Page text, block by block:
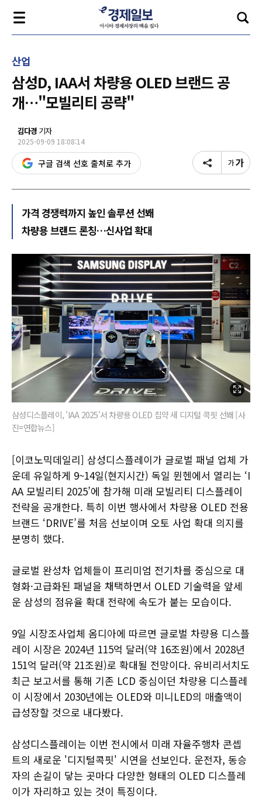
산업
삼성D, IAA서 차량용 OLED 브랜드 공
개…"모빌리티 공략"
김다경 기자
2025-09-09 18:08:14
구글 검색 선호 출처로 추가
가격 경쟁력까지 높인 솔루션 선봬
차량용 브랜드 론칭…신사업 확대
삼성디스플레이, 'IAA 2025'서 차량용 OLED 집약 새 디지털 콕핏 선봬 [사
진=연합뉴스]
[이코노믹데일리] 삼성디스플레이가 글로벌 패널 업체 가
운데 유일하게 9~14일(현지시간) 독일 뮌헨에서 열리는 ‘I
AA 모빌리티 2025’에 참가해 미래 모빌리티 디스플레이
전략을 공개한다. 특히 이번 행사에서 차량용 OLED 전용
브랜드 ‘DRIVE’를 처음 선보이며 오토 사업 확대 의지를
분명히 했다.
글로벌 완성차 업체들이 프리미엄 전기차를 중심으로 대
형화·고급화된 패널을 채택하면서 OLED 기술력을 앞세
운 삼성의 점유율 확대 전략에 속도가 붙는 모습이다.
9일 시장조사업체 옴디아에 따르면 글로벌 차량용 디스플
레이 시장은 2024년 115억 달러(약 16조원)에서 2028년
151억 달러(약 21조원)로 확대될 전망이다. 유비리서치도
최근 보고서를 통해 기존 LCD 중심이던 차량용 디스플레
이 시장에서 2030년에는 OLED와 미니LED의 매출액이
급성장할 것으로 내다봤다.
삼성디스플레이는 이번 전시에서 미래 자율주행차 콘셉
트의 새로운 '디지털콕핏' 시연을 선보인다. 운전자, 동승
자의 손길이 닿는 곳마다 다양한 형태의 OLED 디스플레
이가 자리하고 있는 것이 특징이다.